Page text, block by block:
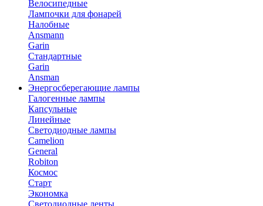
Велосипедные
Лампочки для фонарей
Налобные
Ansmann
Garin
Стандартные
Garin
Ansman
Энергосберегающие лампы
Галогенные лампы
Капсульные
Линейные
Светодиодные лампы
Camelion
General
Robiton
Космос
Старт
Экономка
Светодиодные ленты